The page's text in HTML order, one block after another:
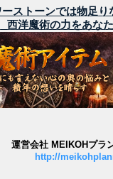
ーストーンでは物足
西洋魔術の力をあな
運営会社 MEIKOHプラ
http://